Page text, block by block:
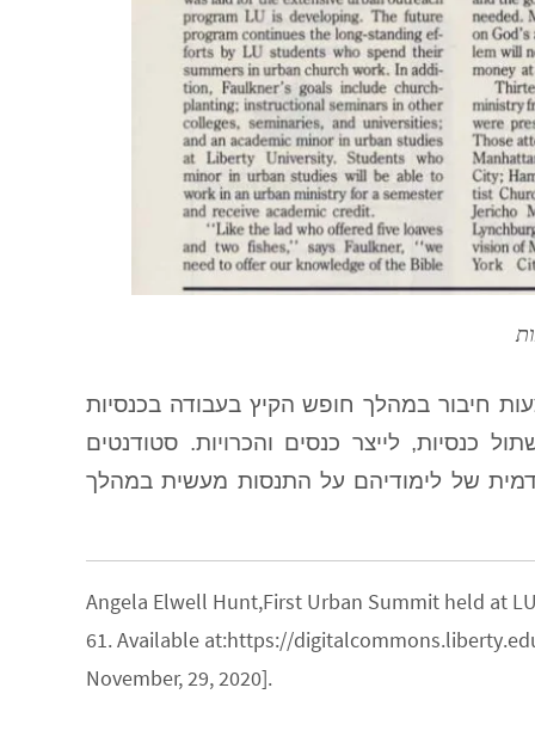
חיבור במהלך חופש הקיץ בעבודה בכנסיות
לייצר כנסים והכרויות. סטודנטים
של לימודיהם על התנסות מעשית במהלך
Angela Elwell Hunt,First Urban Summit held at
61. Available at:https://
November, 29, 2020].